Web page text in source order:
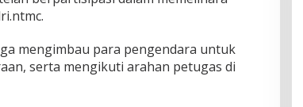
mengimbau para pengendara untuk
serta mengikuti arahan petugas di